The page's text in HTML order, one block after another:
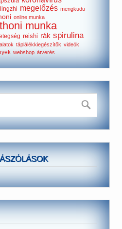
lingzhi megelőzés mengkudu
online munka
munka
reishi rák spirulina
táplálékkiegészítők videók
webshop átverés